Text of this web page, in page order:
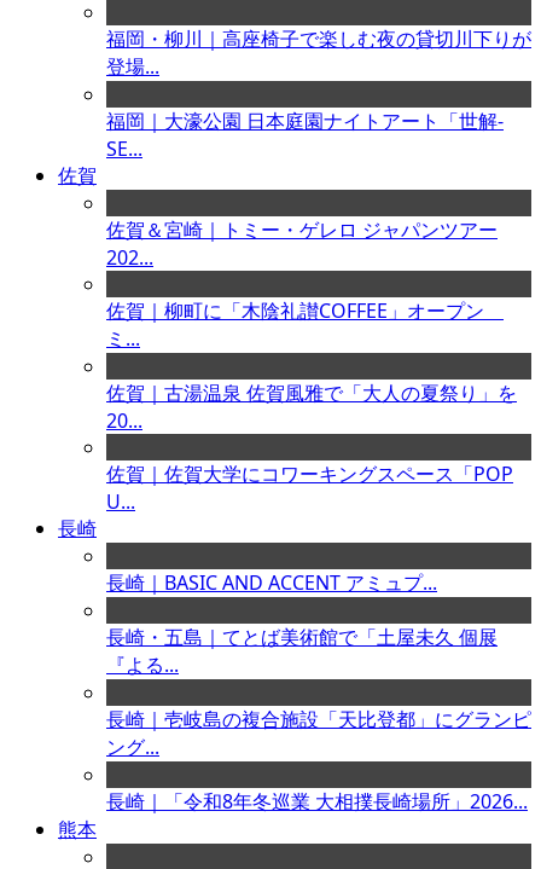
福岡・柳川｜高座椅子で楽しむ夜の貸切川下りが
登場...
福岡｜大濠公園 日本庭園ナイトアート「世解-
SE...
佐賀
佐賀＆宮崎｜トミー・ゲレロ ジャパンツアー
202...
佐賀｜柳町に「木陰礼讃COFFEE」オープン
ミ...
佐賀｜古湯温泉 佐賀風雅で「大人の夏祭り」を
20...
佐賀｜佐賀大学にコワーキングスペース「POP
U...
長崎
長崎｜BASIC AND ACCENT アミュプ...
長崎・五島｜てとば美術館で「土屋未久 個展
『よる...
長崎｜壱岐島の複合施設「天比登都」にグランピ
ング...
長崎｜「令和8年冬巡業 大相撲長崎場所」2026...
熊本